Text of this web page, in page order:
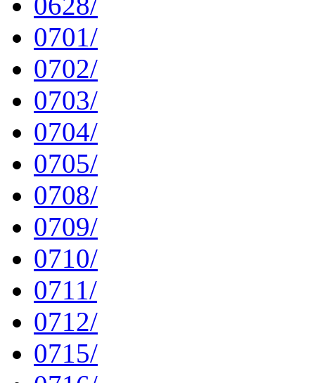
0701/
0702/
0703/
0704/
0705/
0708/
0709/
0710/
0711/
0712/
0715/